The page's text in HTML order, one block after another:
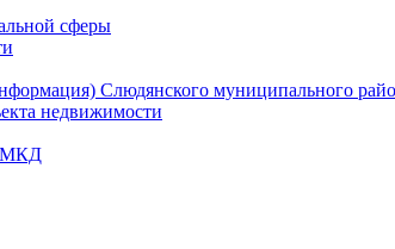
сферы
Слюдянского муниципального
недвижимости
МКД